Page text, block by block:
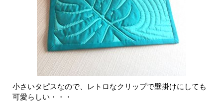
小さいタピスなので、レトロなクリップで壁掛けにしても
可愛らしい・・・